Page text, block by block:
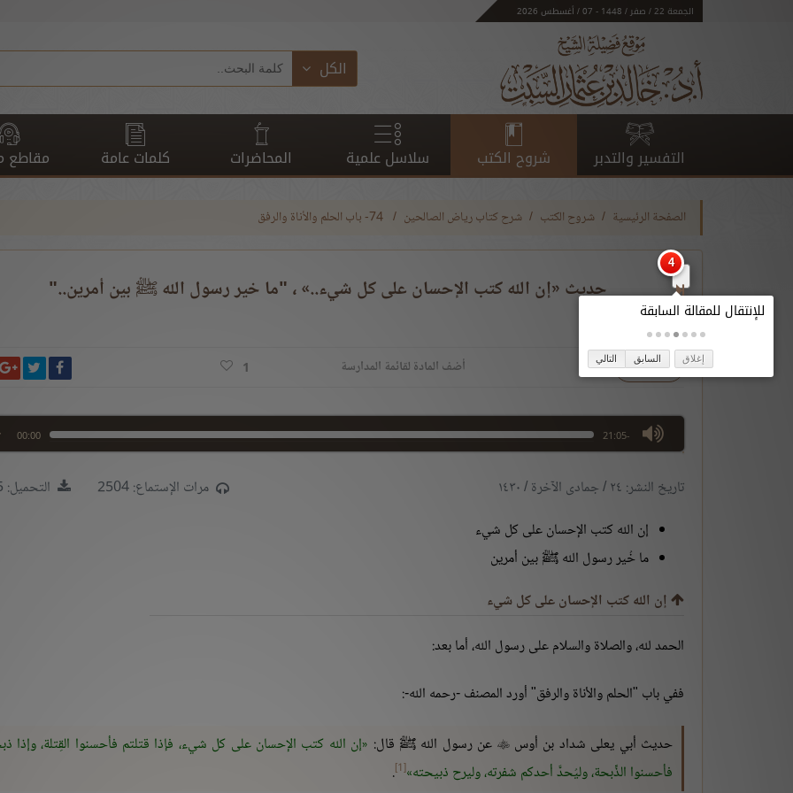
الجمعة 22 / صفر / 1448 - 07 / أغسطس 2026
الكل
التفسير والتدبر شروح الكتب سلاسل علمية المحاضرات كلمات عامة مقاطع
الصفحة الرئيسية شروح الكتب شرح كتاب رياض الصالحين
حديث «إن الله كتب الإحسان على كل شيء..» ، "ما خير رسول الله ﷺ بين أمرين.."
تحميل أضف المادة لقائمة المدارسة 1 شارك
00:00 -21:05
max volume
تاريخ النشر: ٢٤ / جمادى الآخرة / ١٤٣٠ التحميل: 1655
مرات الإستماع: 2504
إن الله كتب الإحسان على كل شيء
ما خُير رسول الله ﷺ بين أمرين
إن الله كتب الإحسان على كل شيء
الحمد لله، والصلاة والسلام على رسول الله، أما بعد:
ففي باب "الحلم والأناة والرفق" أورد المصنف -رحمه الله-:
حديث أبي يعلى شداد بن أوس عن رسول الله ﷺ قال: إن الله كتب الإحسان على كل شيء، فإذا قتلتم فأحسنوا القِتلة، وإذا
فأحسنوا الذِّبحة، وليُحدَّ أحدكم شفرته، وليرح ذبيحته [1]
.
إغلاق السابق التالي